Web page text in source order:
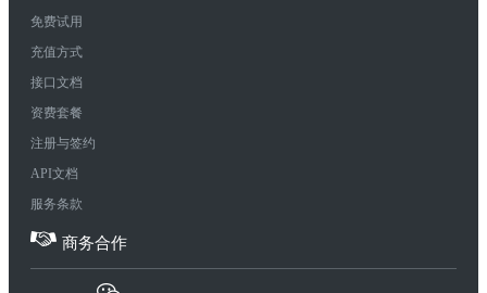
免费试用
充值方式
接口文档
资费套餐
注册与签约
API文档
服务条款
商务合作